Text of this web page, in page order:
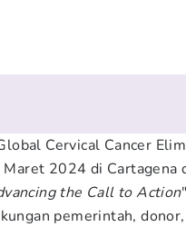
Cervical Cancer
2024 di Cartagena
the Call to Action
pemerintah,